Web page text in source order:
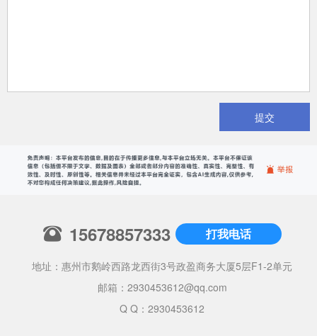
提交
15678857333 打我电话
地址：惠州市鹅岭西路龙西街3号政盈商务大厦5层F1-2单元
邮箱： 2930453612@qq.com
Q Q：2930453612